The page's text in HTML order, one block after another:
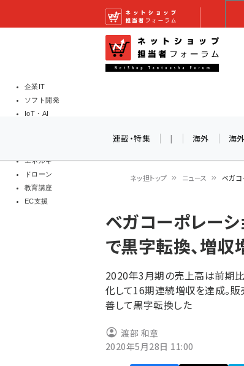
イ
企業IT
ソフト開発
IoT・AI
エネルギー
ドローン
教育講座
EC支援
ネ
ネットショッ
連載・特集 | 海外 海
ン
く
ず
ネッ担トップ ニュース ベガコ
ベガコーポレー
で黒字転換、増
2020年3月期の売上高は前期
化して16期連続増収を達成。
善して黒字転換した
渡部 和章
2020年5月28日 11:00